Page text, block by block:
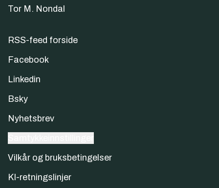
Tor M. Nondal
RSS-feed forside
Facebook
Linkedin
Bsky
Nyhetsbrev
Vilkår og bruksbetingelser
KI-retningslinjer